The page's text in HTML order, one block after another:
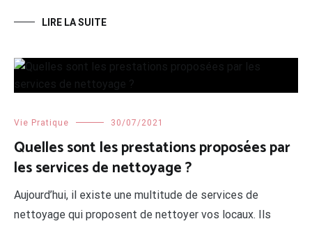
LIRE LA SUITE
Vie Pratique 30/07/2021
Quelles sont les prestations proposées par
les services de nettoyage ?
Aujourd’hui, il existe une multitude de services de
nettoyage qui proposent de nettoyer vos locaux. Ils